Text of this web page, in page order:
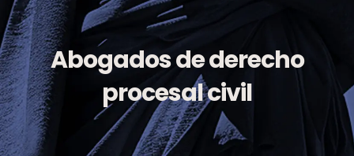
Abogados de derecho
procesal civil